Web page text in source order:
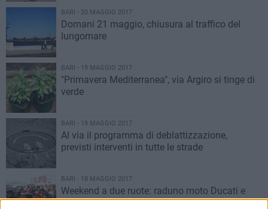
BARI - 20 MAGGIO 2017
Domani 21 maggio, chiusura al traffico del
lungomare
BARI - 19 MAGGIO 2017
"Primavera Mediterranea", via Argiro si tinge di
verde
BARI - 19 MAGGIO 2017
Al via il programma di deblattizzazione,
previsti interventi in tutte le strade
BARI - 18 MAGGIO 2017
Weekend a due ruote: raduno moto Ducati e
"Illuminala di bici"